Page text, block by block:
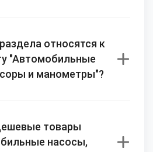
относятся к
"Автомобильные
и манометры"?
товары
насосы,